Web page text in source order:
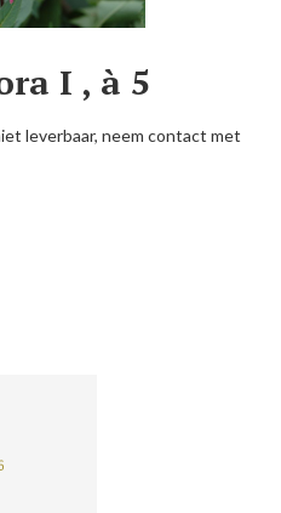
I , à 5
leverbaar, neem contact met